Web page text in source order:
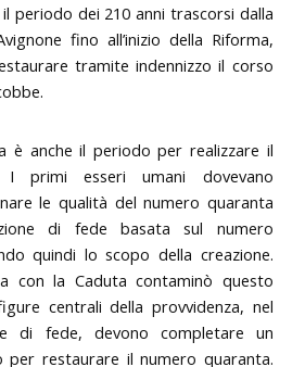
periodo dei 210 anni trascorsi dalla
fino all’inizio della Riforma,
tramite indennizzo il corso
è anche il periodo per realizzare il
I primi esseri umani dovevano
le qualità del numero quaranta
di fede basata sul numero
quindi lo scopo della creazione.
con la Caduta contaminò questo
centrali della provvidenza, nel
di fede, devono completare un
per restaurare il numero quaranta.